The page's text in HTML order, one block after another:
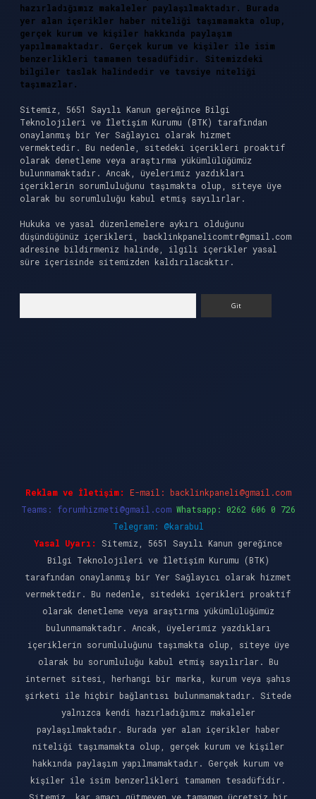
hazırladığımız makaleler paylaşılmaktadır. Burada
yer alan içerikler haber niteliği taşımamakta olup,
gerçek kurum ve kişiler hakkında paylaşım
yapılmamaktadır. Gerçek kurum ve kişiler ile isim
benzerlikleri tamamen tesadüfidir. Sitemizdeki
bilgiler taslak halindedir ve tavsiye niteliği
taşımazlar.
Sitemiz, 5651 Sayılı Kanun gereğince Bilgi
Teknolojileri ve İletişim Kurumu (BTK) tarafından
onaylanmış bir Yer Sağlayıcı olarak hizmet
vermektedir. Bu nedenle, sitedeki içerikleri proaktif
olarak denetleme veya araştırma yükümlülüğümüz
bulunmamaktadır. Ancak, üyelerimiz yazdıkları
içeriklerin sorumluluğunu taşımakta olup, siteye üye
olarak bu sorumluluğu kabul etmiş sayılırlar.
Hukuka ve yasal düzenlemelere aykırı olduğunu
düşündüğünüz içerikleri, backlinkpanelicomtr@gmail.com
adresine bildirmeniz halinde, ilgili içerikler yasal
süre içerisinde sitemizden kaldırılacaktır.
Reklam ve İletişim: E-mail: backlinkpaneli@gmail.com
Teams: forumhizmeti@gmail.com Whatsapp: 0262 606 0 726
Telegram: @karabul
Yasal Uyarı:
Sitemiz, 5651 Sayılı Kanun gereğince
Bilgi Teknolojileri ve İletişim Kurumu (BTK)
tarafından onaylanmış bir Yer Sağlayıcı olarak hizmet
vermektedir. Bu nedenle, sitedeki içerikleri proaktif
olarak denetleme veya araştırma yükümlülüğümüz
bulunmamaktadır. Ancak, üyelerimiz yazdıkları
içeriklerin sorumluluğunu taşımakta olup, siteye üye
olarak bu sorumluluğu kabul etmiş sayılırlar. Bu
internet sitesi, herhangi bir marka, kurum veya şahıs
şirketi ile hiçbir bağlantısı bulunmamaktadır. Sitede
yalnızca kendi hazırladığımız makaleler
paylaşılmaktadır. Burada yer alan içerikler haber
niteliği taşımamakta olup, gerçek kurum ve kişiler
hakkında paylaşım yapılmamaktadır. Gerçek kurum ve
kişiler ile isim benzerlikleri tamamen tesadüfidir.